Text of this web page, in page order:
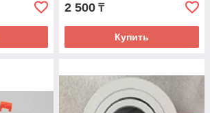
2 500 ₸
Купить